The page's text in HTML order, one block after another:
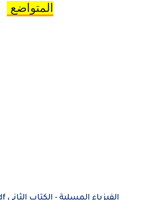
المتواضع
الفيزياء المسلية - الكتاب الثاني pdf تحميل مباشر